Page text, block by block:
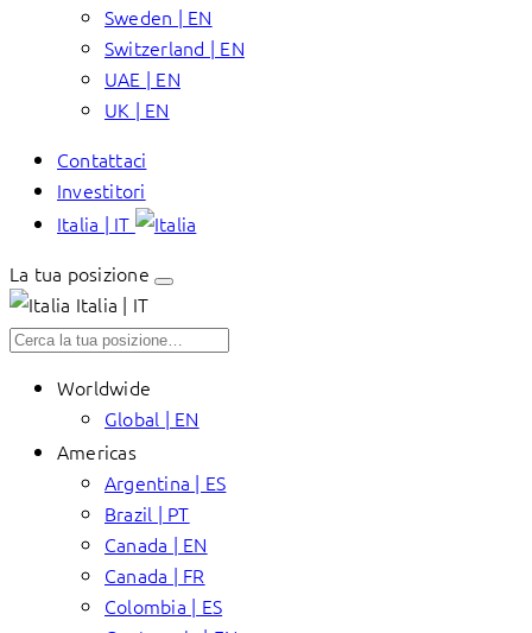
Sweden | EN
Switzerland | EN
UAE | EN
UK | EN
Contattaci
Investitori
Italia | IT
La tua posizione
Italia | IT
Worldwide
Global | EN
Americas
Argentina | ES
Brazil | PT
Canada | EN
Canada | FR
Colombia | ES